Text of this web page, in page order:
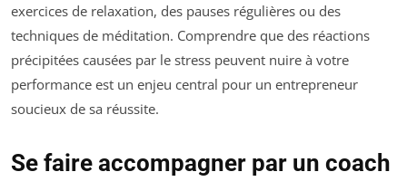
exercices de relaxation, des pauses régulières ou des
techniques de méditation. Comprendre que des réactions
précipitées causées par le stress peuvent nuire à votre
performance est un enjeu central pour un entrepreneur
soucieux de sa réussite.
Se faire accompagner par un coach